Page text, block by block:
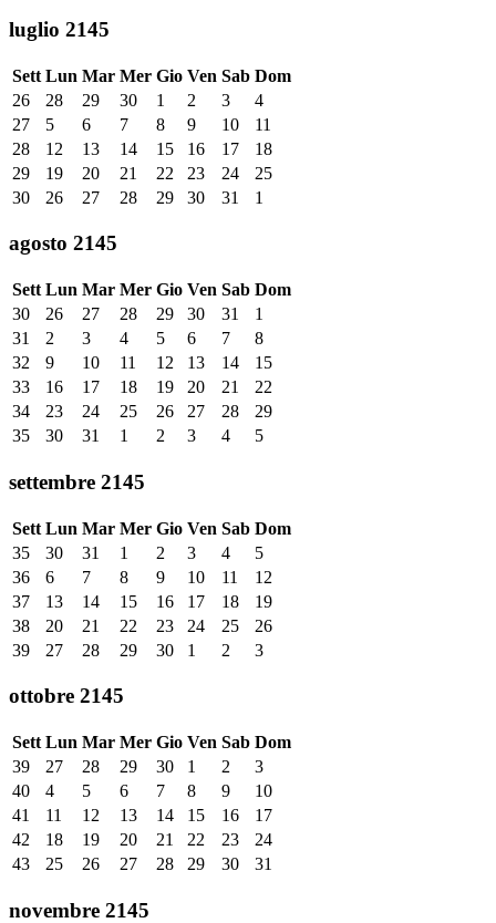
luglio 2145
Sett Lun Mar Mer Gio Ven Sab Dom
26
28 29 30 1 2 3
4
27
5 6 7 8 9 10
11
28
12 13 14 15 16 17
18
29
19 20 21 22 23 24
25
30
26 27 28 29 30 31 1
agosto 2145
Sett Lun Mar Mer Gio Ven Sab Dom
30
26 27 28 29 30 31
1
31
2 3 4 5 6 7
8
32
9 10 11 12 13 14
15
33
16 17 18 19 20 21
22
34
23 24 25 26 27 28
29
35
30 31 1 2 3 4 5
settembre 2145
Sett Lun Mar Mer Gio Ven Sab Dom
35
30 31 1 2 3 4
5
36
6 7 8 9 10 11
12
37
13 14 15 16 17 18
19
38
20 21 22 23 24 25
26
39
27 28 29 30 1 2 3
ottobre 2145
Sett Lun Mar Mer Gio Ven Sab Dom
39
27 28 29 30 1 2
3
40
4 5 6 7 8 9
10
41
11 12 13 14 15 16
17
42
18 19 20 21 22 23
24
43
25 26 27 28 29 30 31
novembre 2145